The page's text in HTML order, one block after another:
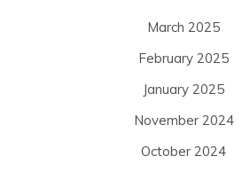
March 2025
February 2025
January 2025
November 2024
October 2024